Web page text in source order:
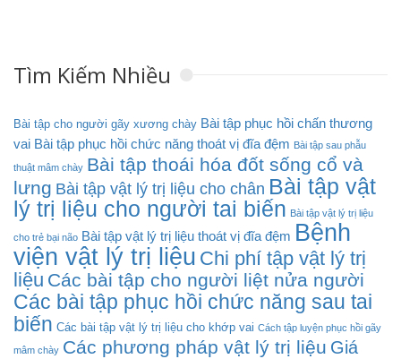
Tìm Kiếm Nhiều
Bài tập cho người gãy xương chày Bài tập phục hồi chấn thương
vai Bài tập phục hồi chức năng thoát vị đĩa đệm Bài tập sau phẫu
thuật mâm chày Bài tập thoái hóa đốt sống cổ và
lưng Bài tập vật lý trị liệu cho chân Bài tập vật
lý trị liệu cho người tai biến Bài tập vật lý trị liệu
cho trẻ bại não Bài tập vật lý trị liệu thoát vị đĩa đệm Bệnh
viện vật lý trị liệu Chi phí tập vật lý trị
liệu Các bài tập cho người liệt nửa người
Các bài tập phục hồi chức năng sau tai
biến Các bài tập vật lý trị liệu cho khớp vai Cách tập luyện phục hồi gãy
mâm chày Các phương pháp vật lý trị liệu Giá